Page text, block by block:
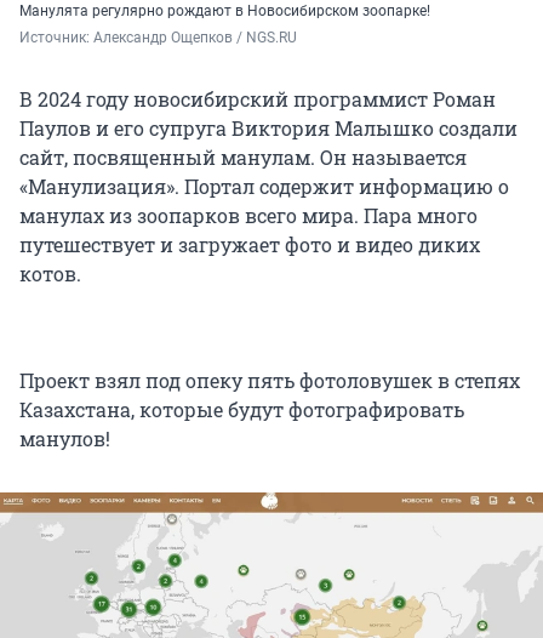
Манулята регулярно рождают в Новосибирском зоопарке!
Источник: Александр Ощепков / NGS.RU
В 2024 году новосибирский программист Роман
Паулов и его супруга Виктория Малышко создали
сайт, посвященный манулам. Он называется
«Манулизация». Портал содержит информацию о
манулах из зоопарков всего мира. Пара много
путешествует и загружает фото и видео диких
котов.
Проект взял под опеку пять фотоловушек в степях
Казахстана, которые будут фотографировать
манулов!